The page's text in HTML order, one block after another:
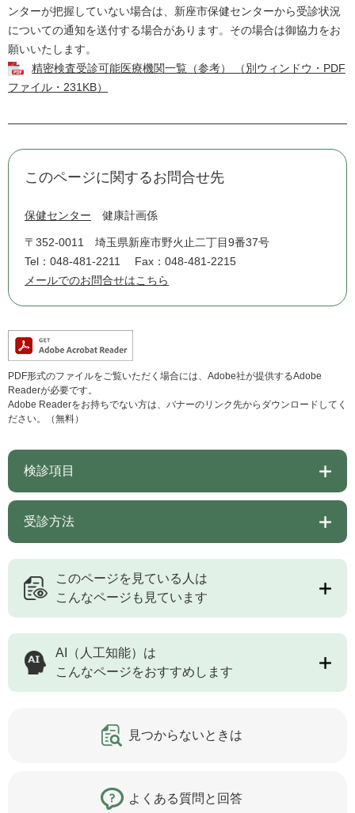
ンターが把握していない場合は、新座市保健センターから受診状況
についての通知を送付する場合があります。その場合は御協力をお
願いいたします。
精密検査受診可能医療機関一覧（参考） （別ウィンドウ・PDF
ファイル・231KB）
このページに関するお問合せ先
保健センター 健康計画係
〒352-0011
埼玉県新座市野火止二丁目9番37号
Tel：048-481-2211
Fax：048-481-2215
メールでのお問合せはこちら
PDF形式のファイルをご覧いただく場合には、Adobe社が提供するAdobe
Readerが必要です。
Adobe Readerをお持ちでない方は、バナーのリンク先からダウンロードしてく
ださい。（無料）
検診項目
受診方法
このページを見ている人は
こんなページも見ています
AI（人工知能）は
こんなページをおすすめします
見つからないときは
よくある質問と回答